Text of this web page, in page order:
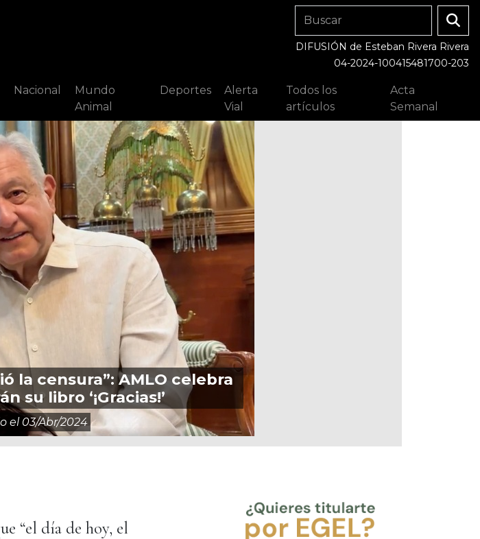
DIFUSIÓN de Esteban Rivera Rivera
04-2024-100415481700-203
Nacional
Mundo
Animal
Deportes
Alerta
Vial
Todos los
artículos
Acta
Semanal
la censura”: AMLO celebra
su libro ‘¡Gracias!’
el 03/abr/2024
“el día de hoy, el